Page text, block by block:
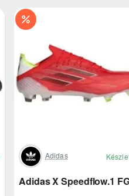
Adidas
Adidas X Speedflow.1